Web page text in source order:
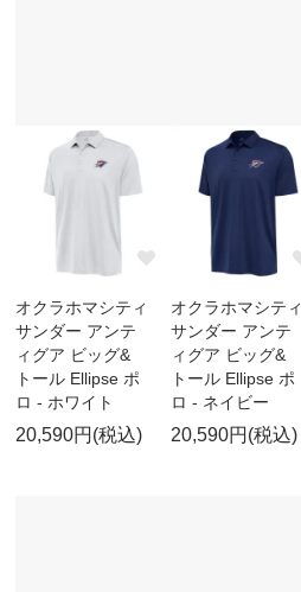
オクラホマシティ
サンダー アンテ
ィグア ビッグ&
トール Ellipse ポ
ロ - ホワイト
20,590円(税込)
オクラホマシティ
サンダー アンテ
ィグア ビッグ&
トール Ellipse ポ
ロ - ネイビー
20,590円(税込)